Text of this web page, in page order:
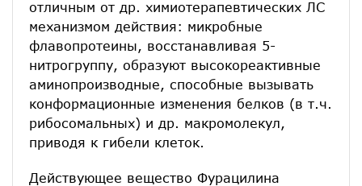
отличным от др. химиотерапевтических ЛС
механизмом действия: микробные
флавопротеины, восстанавливая 5-
нитрогруппу, образуют высокореактивные
аминопроизводные, способные вызывать
конформационные изменения белков (в т.ч.
рибосомальных) и др. макромолекул,
приводя к гибели клеток.
Действующее вещество Фурацилина